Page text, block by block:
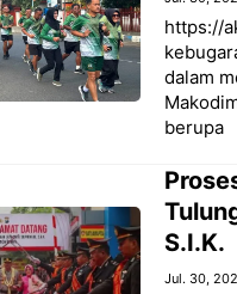
https://
dalam
berupa
S.I.K.
Jul. 30,